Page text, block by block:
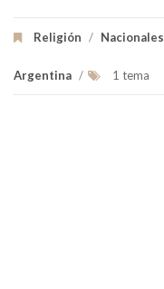
Religión / Nacionales
Argentina / 1 tema